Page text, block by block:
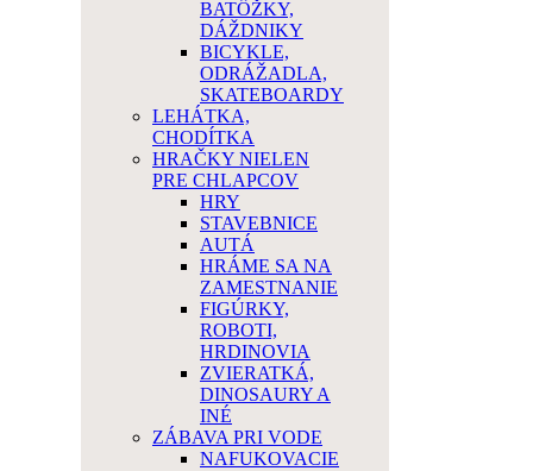
BATÔŽKY,
DÁŽDNIKY
BICYKLE,
ODRÁŽADLA,
SKATEBOARDY
LEHÁTKA,
CHODÍTKA
HRAČKY NIELEN
PRE CHLAPCOV
HRY
STAVEBNICE
AUTÁ
HRÁME SA NA
ZAMESTNANIE
FIGÚRKY,
ROBOTI,
HRDINOVIA
ZVIERATKÁ,
DINOSAURY A
INÉ
ZÁBAVA PRI VODE
NAFUKOVACIE